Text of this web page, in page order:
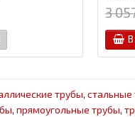
3
трубы, стальные
, прямоугольные трубы,